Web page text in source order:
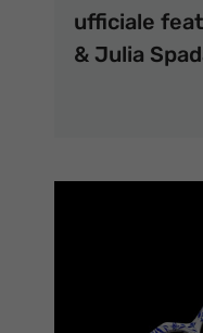
ufficiale
& Julia